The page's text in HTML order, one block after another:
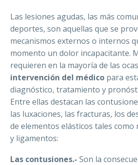
Las lesiones agudas, las más
deportes, son aquellas que se
mecanismos externos o internos
momento un dolor incapacitante.
requieren en la mayoría de las
intervención del médico para
diagnóstico, tratamiento y
Entre ellas destacan las
las luxaciones, las fracturas, los
de elementos elásticos tales como
y ligamentos:
Las contusiones.- Son la